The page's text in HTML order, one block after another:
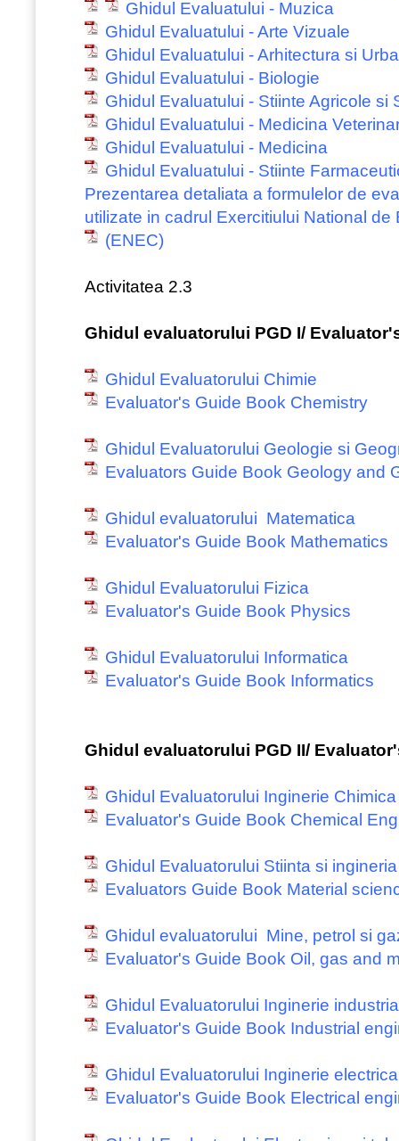
Ghidul Evaluatului - Muzica
Ghidul Evaluatului - Arte Vizuale
Ghidul Evaluatului - Arhitectura si
Ghidul Evaluatului - Biologie
Ghidul Evaluatului - Stiinte Agricole si
Ghidul Evaluatului - Medicina
Ghidul Evaluatului - Medicina
Ghidul Evaluatului - Stiinte
Prezentarea detaliata a formulelor de
utilizate in cadrul Exercitiului National de
(ENEC)
Activitatea 2.3
Ghidul evaluatorului PGD I/
Ghidul Evaluatorului Chimie
Evaluator's Guide Book Chemistry
Ghidul Evaluatorului Geologie si
Evaluators Guide Book Geology and
Ghidul evaluatorului Matematica
Evaluator's Guide Book Mathematics
Ghidul Evaluatorului Fizica
Evaluator's Guide Book Physics
Ghidul Evaluatorului Informatica
Evaluator's Guide Book Informatics
Ghidul evaluatorului PGD II/
Ghidul Evaluatorului Inginerie Chimica
Evaluator's Guide Book Chemical
Ghidul Evaluatorului Stiinta si
Evaluators Guide Book Material
Ghidul evaluatorului Mine, petrol si
Evaluator's Guide Book Oil, gas and
Ghidul Evaluatorului Inginerie
Evaluator's Guide Book Industrial
Ghidul Evaluatorului Inginerie electrica
Evaluator's Guide Book Electrical